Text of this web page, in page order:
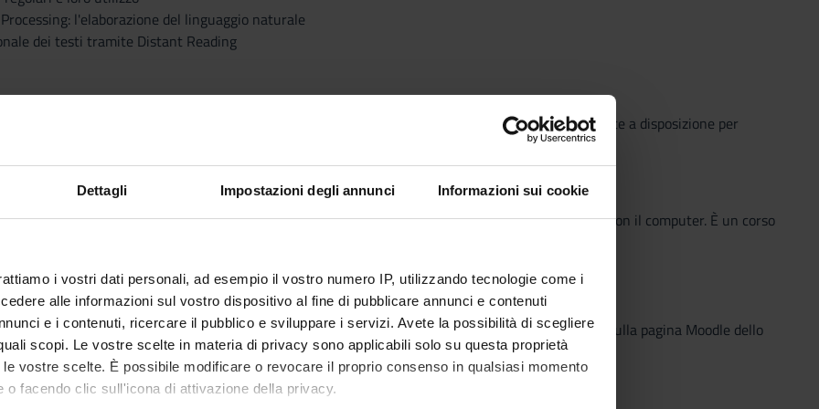
Dettagli Impostazioni degli annunci Informazioni sui cookie
i vostri dati personali, ad esempio il vostro numero IP, utilizzando tecnologie come i
alle informazioni sul vostro dispositivo al fine di pubblicare annunci e contenuti
e i contenuti, ricercare il pubblico e sviluppare i servizi. Avete la possibilità di scegliere
scopi. Le vostre scelte in materia di privacy sono applicabili solo su questa proprietà
vostre scelte. È possibile modificare o revocare il proprio consenso in qualsiasi momento
o facendo clic sull'icona di attivazione della privacy.
l'elaborazione del linguaggio naturale
dei testi tramite Distant Reading
Visualizza la bibliografia con Leganto, strumento che il Sistema Bibliotecario mette a disposizione per
recuperare i testi in programma d'esame in modo semplice e innovativo.
oltre alla presentazione dei contenuti, verranno dimostrate alcune attività pratiche laboratoriali con il computer. È un corso
taglio anche pratico:
problema, non è un requisito e non è necessario per superare l’esame
materiali e risorse saranno forniti durante il corso come supporto alle lezioni, e caricati sulla pagina Moodle dello
è a disposizione durante l'orario di ricevimento (anche online via Zoom).
testo suggerito, si consigliano come materiali integrativi le seguenti risorse: